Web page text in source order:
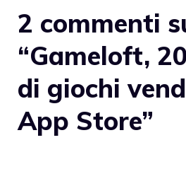
2 commenti
“Gameloft,
di giochi
App Store”